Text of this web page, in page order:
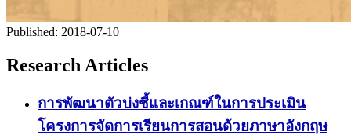
Published: 2018-07-10
Research Articles
การพัฒนาตัวบ่งชี้และเกณฑ์ในการประเมิน
โครงการจัดการเรียนการสอนด้วยภาษาอังกฤษ